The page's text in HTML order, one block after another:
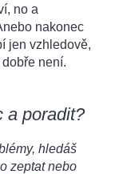
no a
nakonec
jen vzhledově,
není.
a poradit?
hledáš
zeptat nebo